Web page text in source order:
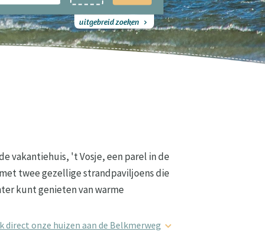
uitgebreid zoeken
vakantiehuis, 't Vosje, een parel in de
twee gezellige strandpaviljoens die
kunt genieten van warme
direct onze huizen aan de Belkmerweg